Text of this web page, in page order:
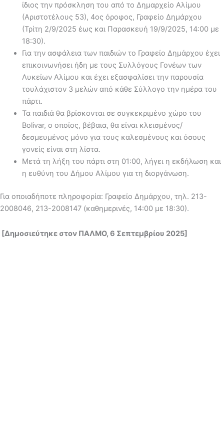
ίδιος την πρόσκληση του από το Δημαρχείο Αλίμου
(Αριστοτέλους 53), 4ος όροφος, Γραφείο Δημάρχου
(Τρίτη 2/9/2025 έως και Παρασκευή 19/9/2025, 14:00 με
18:30).
Για την ασφάλεια των παιδιών το Γραφείο Δημάρχου έχει
επικοινωνήσει ήδη με τους Συλλόγους Γονέων των
Λυκείων Αλίμου και έχει εξασφαλίσει την παρουσία
τουλάχιστον 3 μελών από κάθε Σύλλογο την ημέρα του
πάρτι.
Τα παιδιά θα βρίσκονται σε συγκεκριμένο χώρο του
Bolivar, ο οποίος, βέβαια, θα είναι κλεισμένος/
δεσμευμένος μόνο για τους καλεσμένους και όσους
γονείς είναι στη λίστα.
Μετά τη λήξη του πάρτι στη 01:00, λήγει η εκδήλωση και
η ευθύνη του Δήμου Αλίμου για τη διοργάνωση.
Για οποιαδήποτε πληροφορία: Γραφείο Δημάρχου, τηλ. 213-
2008046, 213-2008147 (καθημερινές, 14:00 με 18:30).
[Δημοσιεύτηκε στον ΠΑΛΜΟ, 6 Σεπτεμβρίου 2025]